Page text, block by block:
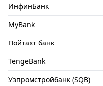
ИнфинБанк
MyBank
Пойтахт банк
TengeBank
Узпромстройбанк (SQB)